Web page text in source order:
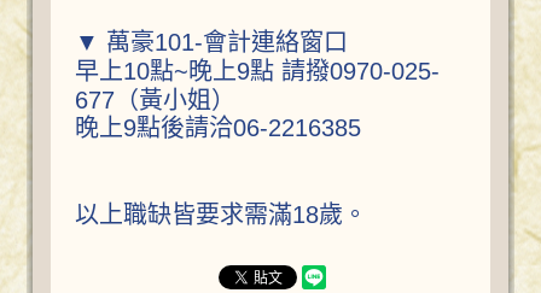
▼ 萬豪101-會計連絡窗口
早上10點~晚上9點 請撥0970-025-
677（黃小姐）
晚上9點後請洽06-2216385
以上職缺皆要求需滿18歲。